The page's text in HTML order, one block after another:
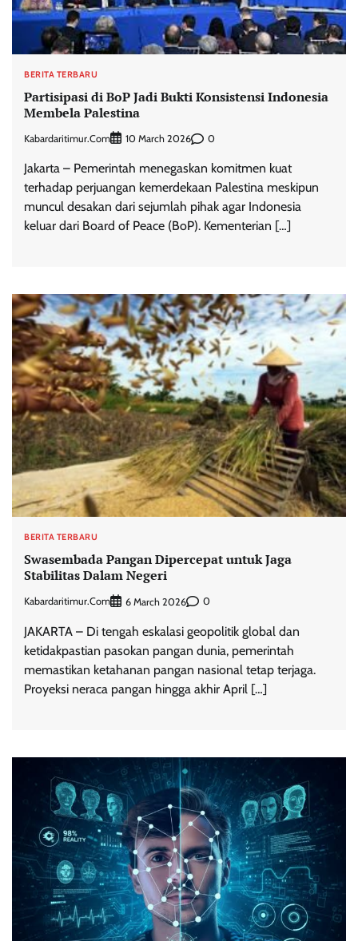
BERITA TERBARU
Partisipasi di BoP Jadi Bukti Konsistensi Indonesia
Membela Palestina
Kabardaritimur.com 10 March 2026 0
Jakarta – Pemerintah menegaskan komitmen kuat
terhadap perjuangan kemerdekaan Palestina meskipun
muncul desakan dari sejumlah pihak agar Indonesia
keluar dari Board of Peace (BoP). Kementerian […]
BERITA TERBARU
Swasembada Pangan Dipercepat untuk Jaga
Stabilitas Dalam Negeri
Kabardaritimur.com 6 March 2026 0
JAKARTA – Di tengah eskalasi geopolitik global dan
ketidakpastian pasokan pangan dunia, pemerintah
memastikan ketahanan pangan nasional tetap terjaga.
Proyeksi neraca pangan hingga akhir April […]